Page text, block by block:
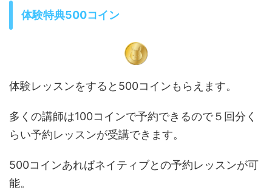
体験特典500コイン
体験レッスンをすると500コインもらえます。
多くの講師は100コインで予約できるので５回分く
らい予約レッスンが受講できます。
500コインあればネイティブとの予約レッスンが可
能。